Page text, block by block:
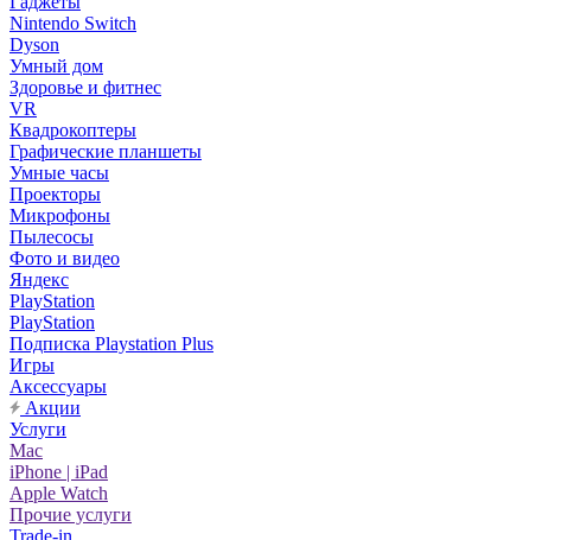
Nintendo Switch
Dyson
Умный дом
Здоровье и фитнес
VR
Квадрокоптеры
Графические планшеты
Умные часы
Проекторы
Микрофоны
Пылесосы
Фото и видео
Яндекс
PlayStation
PlayStation
Подписка Playstation Plus
Игры
Аксессуары
Акции
Услуги
Mac
iPhone | iPad
Apple Watch
Прочие услуги
Trade-in